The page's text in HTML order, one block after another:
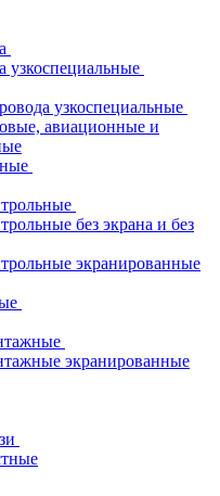
узкоспециальные
узкоспециальные
авиационные и
без экрана и без
экранированные
экранированные